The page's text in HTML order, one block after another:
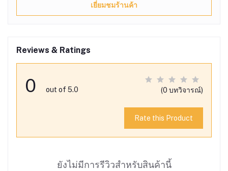
เยี่ยมชมร้านค้า
Reviews & Ratings
0 out of 5.0 (0 บทวิจารณ์)
Rate this Product
ยังไม่มีการรีวิวสำหรับสินค้านี้